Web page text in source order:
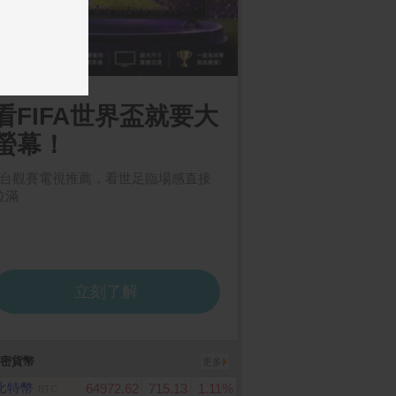
貨幣
特幣 64972.62 715.13 1.11%